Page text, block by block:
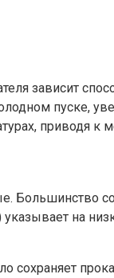
зависит
пуске,
приводя к
Большинство
на
сохраняет